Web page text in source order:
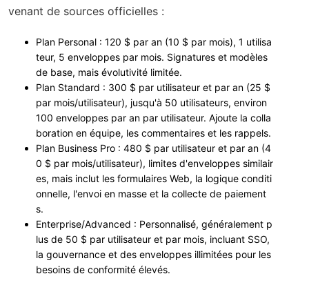
venant de sources officielles :
Plan Personal : 120 $ par an (10 $ par mois), 1 utilisa
teur, 5 enveloppes par mois. Signatures et modèles
de base, mais évolutivité limitée.
Plan Standard : 300 $ par utilisateur et par an (25 $
par mois/utilisateur), jusqu'à 50 utilisateurs, environ
100 enveloppes par an par utilisateur. Ajoute la colla
boration en équipe, les commentaires et les rappels.
Plan Business Pro : 480 $ par utilisateur et par an (4
0 $ par mois/utilisateur), limites d'enveloppes similair
es, mais inclut les formulaires Web, la logique conditi
onnelle, l'envoi en masse et la collecte de paiement
s.
Enterprise/Advanced : Personnalisé, généralement p
lus de 50 $ par utilisateur et par mois, incluant SSO,
la gouvernance et des enveloppes illimitées pour les
besoins de conformité élevés.